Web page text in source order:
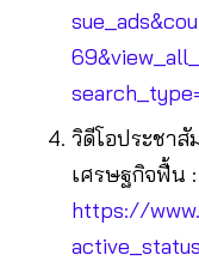
วิดีโอประชา
เศรษฐกิจฟื้น :
https://